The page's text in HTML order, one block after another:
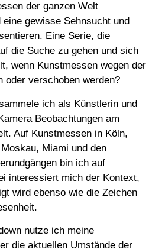
der ganzen Welt
gewisse Sehnsucht und
Eine Serie, die
die Suche zu gehen und sich
wenn Kunstmessen wegen der
oder verschoben werden?
ich als Künstlerin und
Beobachtungen am
Auf Kunstmessen in Köln,
Miami und den
bin ich auf
interessiert mich der Kontext,
wird ebenso wie die Zeichen
nutze ich meine
die aktuellen Umstände der